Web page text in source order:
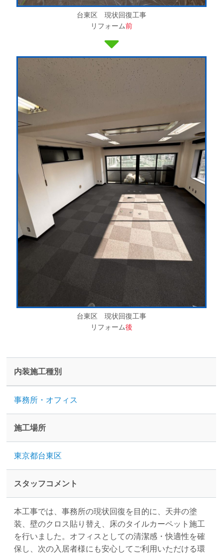
台東区 現状回復工事
リフォーム前
台東区 現状回復工事
リフォーム後
内装施工種別
事務所・オフィス
施工場所
東京都台東区
スタッフコメント
本工事では、事務所の現状回復を目的に、天井の塗
装、壁のクロス貼り替え、床のタイルカーペット施工
を行いました。オフィスとしての清潔感・快適性を確
保し、次の入居者様にも安心してご利用いただける環